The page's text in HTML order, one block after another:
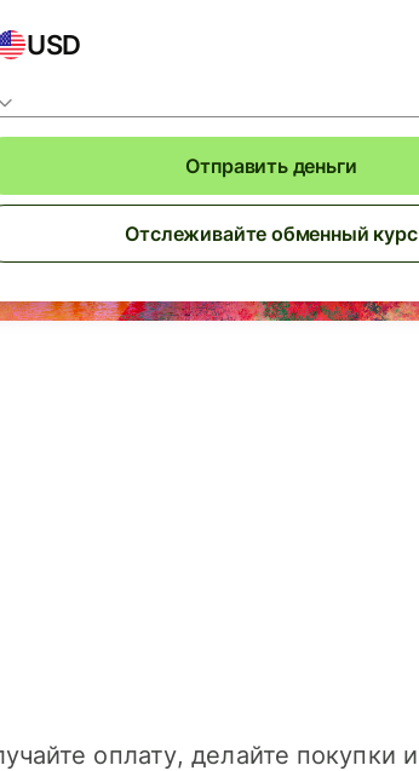
USD
Отправить деньги
Отслеживайте обменный курс
оплату, делайте покупки и